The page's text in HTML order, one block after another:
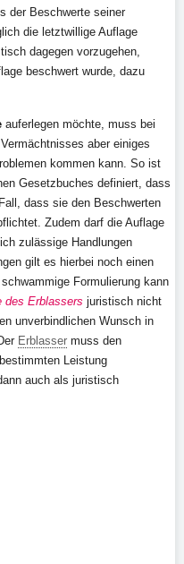
der Beschwerte seiner
die letztwillige Auflage
dagegen vorzugehen,
beschwert wurde, dazu
auferlegen möchte, muss bei
aber einiges
kommen kann. So ist
Gesetzbuches definiert, dass
dass sie den Beschwerten
Zudem darf die Auflage
zulässige Handlungen
gilt es hierbei noch einen
Formulierung kann
des Erblassers juristisch nicht
unverbindlichen Wunsch in
Erblasser muss den
Leistung
auch als juristisch